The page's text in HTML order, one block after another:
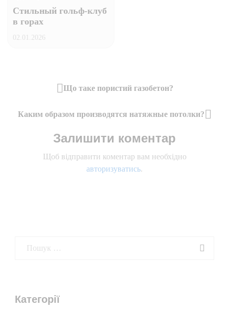
Стильный гольф-клуб
в горах
02.01.2026
Навігація
Post
Що таке пористий газобетон?
Post
Каким образом производятся натяжные потолки?
Залишити коментар
Щоб відправити коментар вам необхідно
авторизуватись.
Категорії